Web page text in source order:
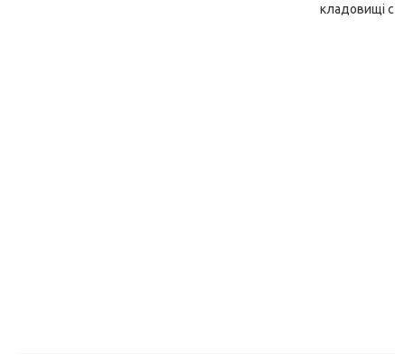
кладовищі